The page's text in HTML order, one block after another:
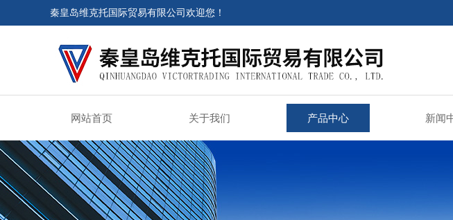
秦皇岛维克托国际贸易有限公司欢迎您！
网站首页 关于我们 产品中心 新闻